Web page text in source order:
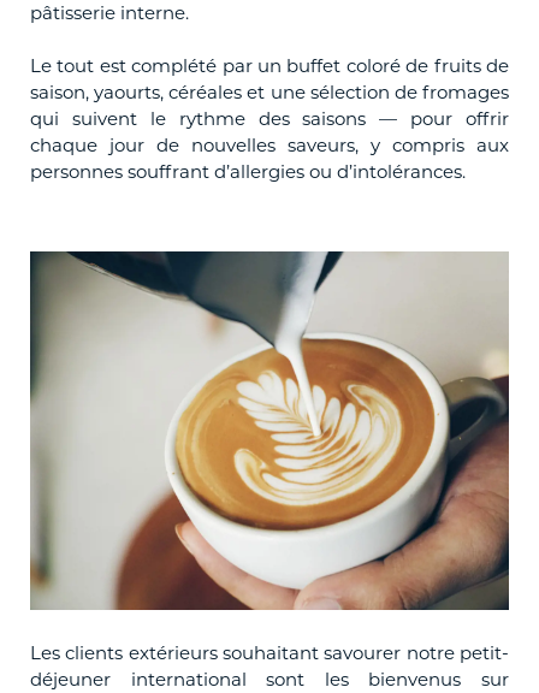
pâtisserie interne.
Le tout est complété par un buffet coloré de fruits de
saison, yaourts, céréales et une sélection de fromages
qui suivent le rythme des saisons — pour offrir
chaque jour de nouvelles saveurs, y compris aux
personnes souffrant d’allergies ou d’intolérances.
Les clients extérieurs souhaitant savourer notre petit-
déjeuner international sont les bienvenus sur